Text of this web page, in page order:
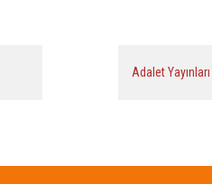
Adalet Yayınları